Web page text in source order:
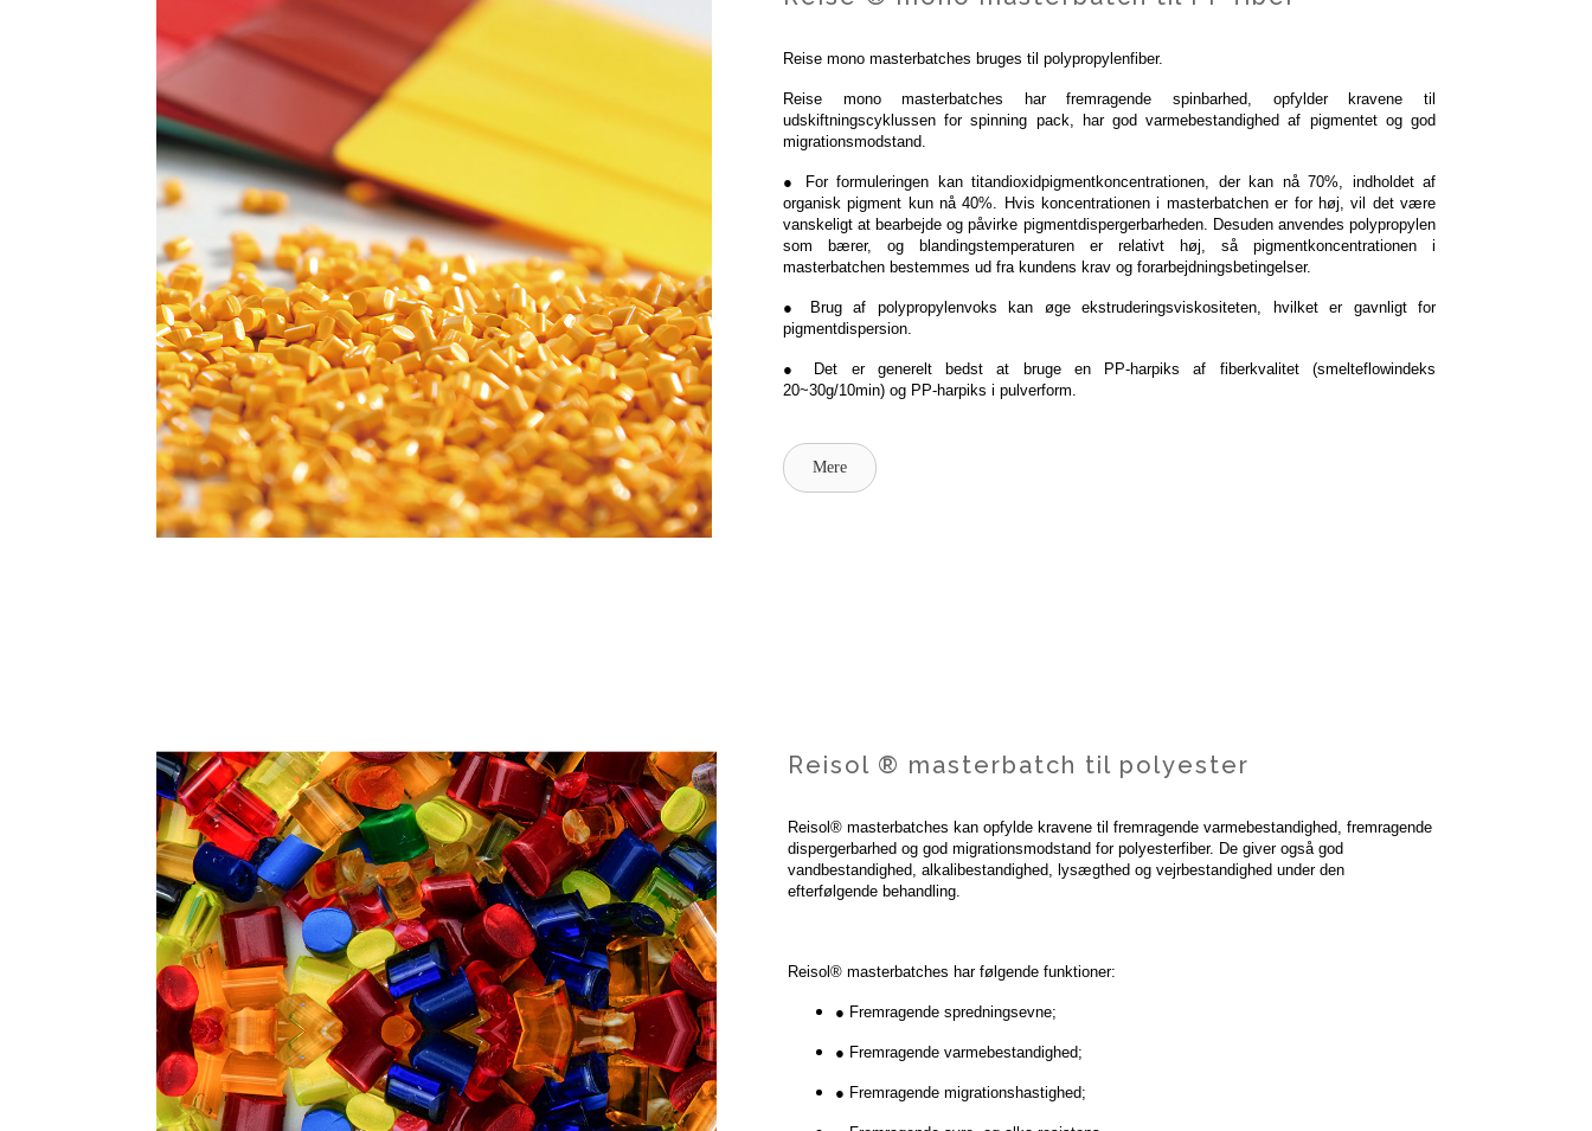
Reise mono masterbatches bruges til polypropylenfiber.
Reise mono masterbatches har fremragende spinbarhed, opfylder kravene til
udskiftningscyklussen for spinning pack, har god varmebestandighed af pigmentet og god
migrationsmodstand.
● For formuleringen kan titandioxidpigmentkoncentrationen, der kan nå 70%, indholdet af
organisk pigment kun nå 40%. Hvis koncentrationen i masterbatchen er for høj, vil det være
vanskeligt at bearbejde og påvirke pigmentdispergerbarheden. Desuden anvendes polypropylen
som bærer, og blandingstemperaturen er relativt høj, så pigmentkoncentrationen i
masterbatchen bestemmes ud fra kundens krav og forarbejdningsbetingelser.
● Brug af polypropylenvoks kan øge ekstruderingsviskositeten, hvilket er gavnligt for
pigmentdispersion.
● Det er generelt bedst at bruge en PP-harpiks af fiberkvalitet (smelteflowindeks
20~30g/10min) og PP-harpiks i pulverform.
Mere
Reisol ® masterbatch til polyester
Reisol® masterbatches kan opfylde kravene til fremragende varmebestandighed, fremragende
dispergerbarhed og god migrationsmodstand for polyesterfiber. De giver også god
vandbestandighed, alkalibestandighed, lysægthed og vejrbestandighed under den
efterfølgende behandling.
Reisol® masterbatches har følgende funktioner:
● Fremragende spredningsevne;
● Fremragende varmebestandighed;
● Fremragende migrationshastighed;